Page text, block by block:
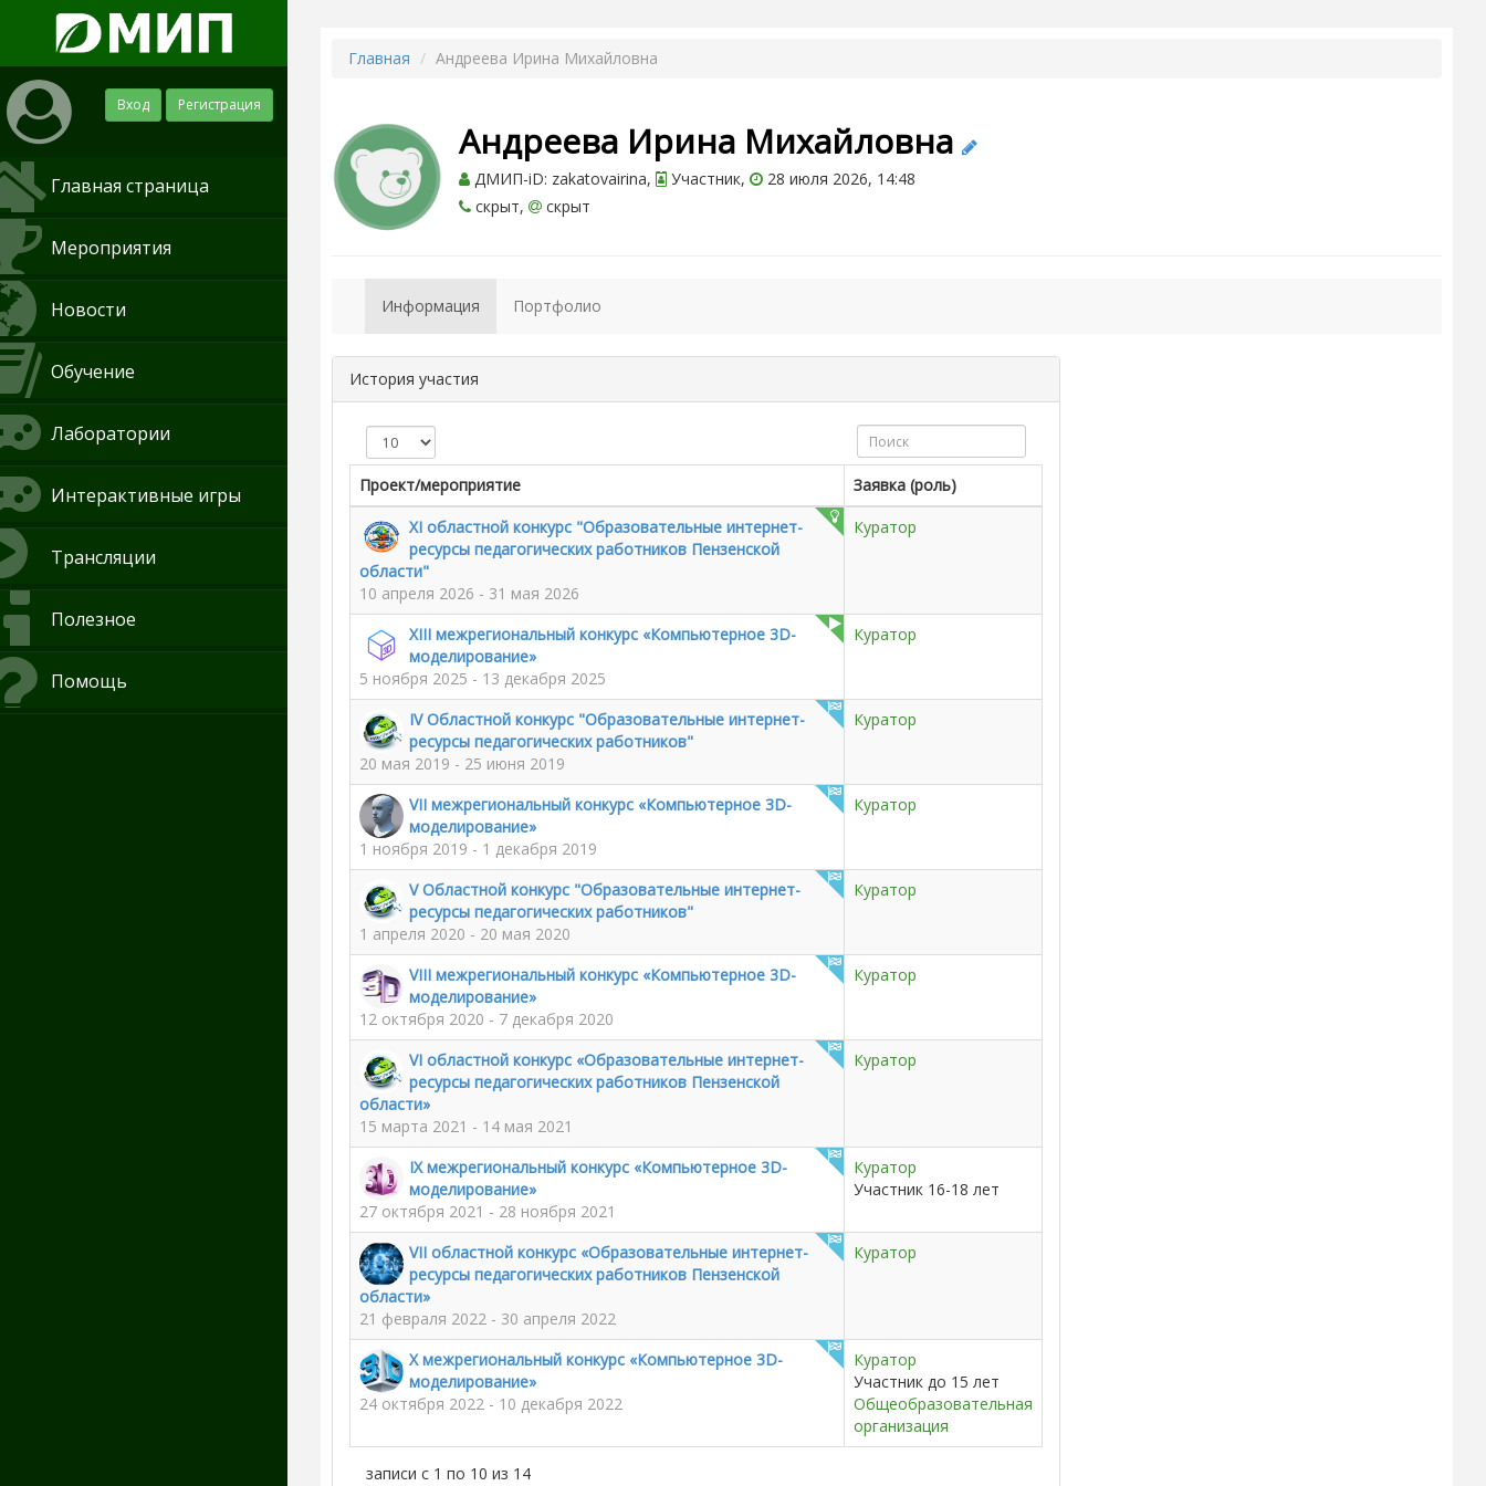
Вход Регистрация
Главная страница
Мероприятия
Новости
Обучение
Лаборатории
Интерактивные игры
Трансляции
Полезное
Помощь
Главная Андреева Ирина Михайловна
Андреева Ирина Михайловна
ДМИП-iD: zakatovairina, Участник,
28 июля 2026, 14:48
скрыт,
скрыт
Информация Портфолио
История участия
Проект/мероприятие
Заявка (роль)
XI областной конкурс "Образовательные интернет-
ресурсы педагогических работников Пензенской
области"
10 апреля 2026 - 31 мая 2026
Куратор
XIII межрегиональный конкурс «Компьютерное 3D-
моделирование»
5 ноября 2025 - 13 декабря 2025
Куратор
IV Областной конкурс "Образовательные интернет-
ресурсы педагогических работников"
20 мая 2019 - 25 июня 2019
Куратор
VII межрегиональный конкурс «Компьютерное 3D-
моделирование»
1 ноября 2019 - 1 декабря 2019
Куратор
V Областной конкурс "Образовательные интернет-
ресурсы педагогических работников"
1 апреля 2020 - 20 мая 2020
Куратор
VIII межрегиональный конкурс «Компьютерное 3D-
моделирование»
12 октября 2020 - 7 декабря 2020
Куратор
VI областной конкурс «Образовательные интернет-
ресурсы педагогических работников Пензенской
области»
15 марта 2021 - 14 мая 2021
Куратор
IX межрегиональный конкурс «Компьютерное 3D-
моделирование»
27 октября 2021 - 28 ноября 2021
Куратор
Участник 16-18 лет
VII областной конкурс «Образовательные интернет-
ресурсы педагогических работников Пензенской
области»
21 февраля 2022 - 30 апреля 2022
Куратор
X межрегиональный конкурс «Компьютерное 3D-
моделирование»
24 октября 2022 - 10 декабря 2022
Куратор
Участник до 15 лет
Общеобразовательная
организация
записи с 1 по 10 из 14